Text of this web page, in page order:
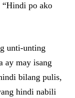
po ako
unti-unting
ay may isang
bilang pulis,
hindi nabili